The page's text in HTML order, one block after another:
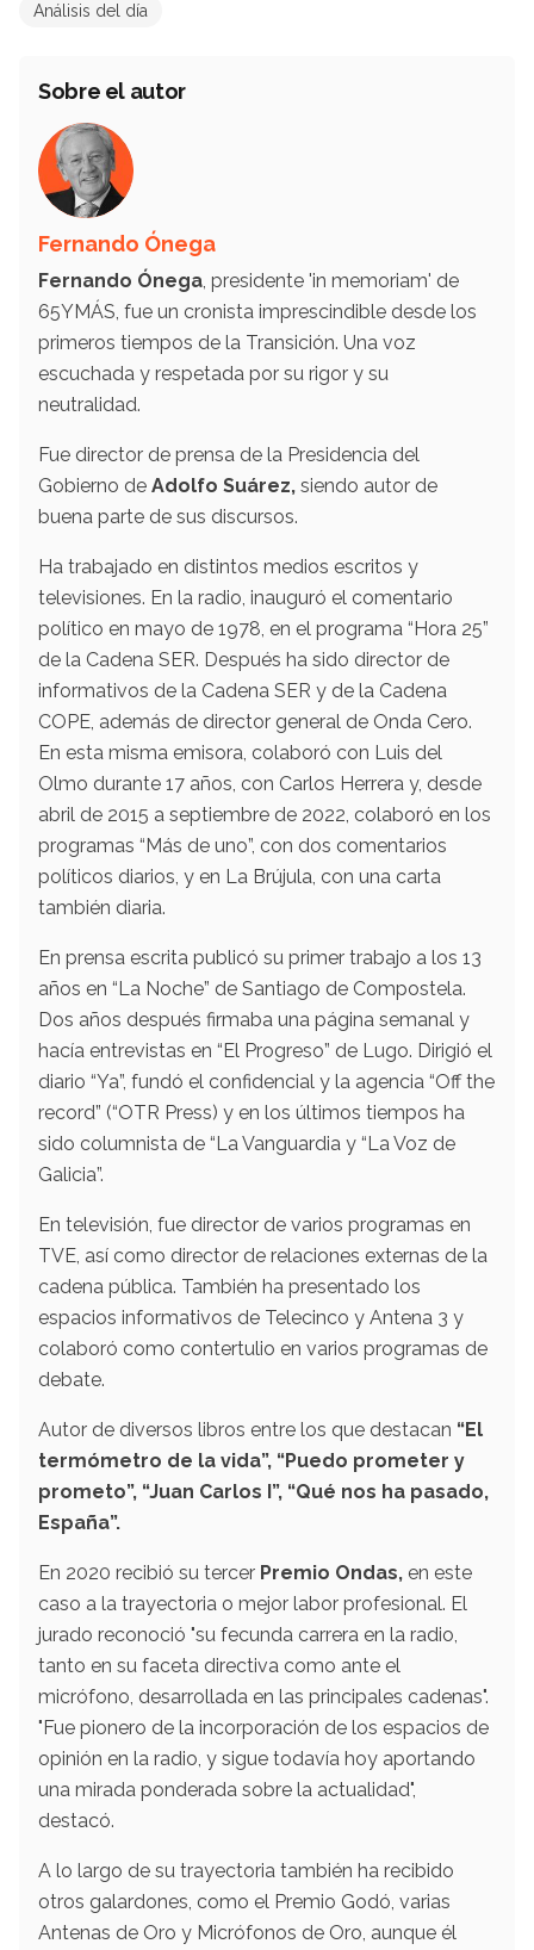
Análisis del día
Sobre el autor
Fernando Ónega
Fernando Ónega, presidente 'in memoriam' de
65YMÁS, fue un cronista imprescindible desde los
primeros tiempos de la Transición. Una voz
escuchada y respetada por su rigor y su
neutralidad.
Fue director de prensa de la Presidencia del
Gobierno de Adolfo Suárez, siendo autor de
buena parte de sus discursos.
Ha trabajado en distintos medios escritos y
televisiones. En la radio, inauguró el comentario
político en mayo de 1978, en el programa “Hora 25”
de la Cadena SER. Después ha sido director de
informativos de la Cadena SER y de la Cadena
COPE, además de director general de Onda Cero.
En esta misma emisora, colaboró con Luis del
Olmo durante 17 años, con Carlos Herrera y, desde
abril de 2015 a septiembre de 2022, colaboró en los
programas “Más de uno”, con dos comentarios
políticos diarios, y en La Brújula, con una carta
también diaria.
En prensa escrita publicó su primer trabajo a los 13
años en “La Noche” de Santiago de Compostela.
Dos años después firmaba una página semanal y
hacía entrevistas en “El Progreso” de Lugo. Dirigió el
diario “Ya”, fundó el confidencial y la agencia “Off the
record” (“OTR Press) y en los últimos tiempos ha
sido columnista de “La Vanguardia y “La Voz de
Galicia”.
En televisión, fue director de varios programas en
TVE, así como director de relaciones externas de la
cadena pública. También ha presentado los
espacios informativos de Telecinco y Antena 3 y
colaboró como contertulio en varios programas de
debate.
Autor de diversos libros entre los que destacan “El
termómetro de la vida”, “Puedo prometer y
prometo”, “Juan Carlos I”, “Qué nos ha pasado,
España”.
En 2020 recibió su tercer Premio Ondas, en este
caso a la trayectoria o mejor labor profesional. El
jurado reconoció "su fecunda carrera en la radio,
tanto en su faceta directiva como ante el
micrófono, desarrollada en las principales cadenas".
"Fue pionero de la incorporación de los espacios de
opinión en la radio, y sigue todavía hoy aportando
una mirada ponderada sobre la actualidad",
destacó.
A lo largo de su trayectoria también ha recibido
otros galardones, como el Premio Godó, varias
Antenas de Oro y Micrófonos de Oro, aunque él